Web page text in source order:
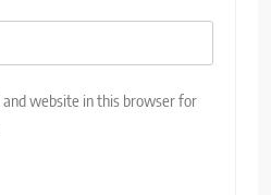
and website in this browser for